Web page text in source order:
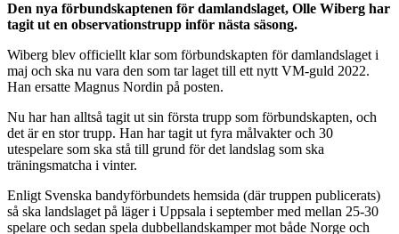
Den nya förbundskaptenen för damlandslaget, Olle Wiberg har
tagit ut en observationstrupp inför nästa säsong.
Wiberg blev officiellt klar som förbundskapten för damlandslaget i
maj och ska nu vara den som tar laget till ett nytt VM-guld 2022.
Han ersatte Magnus Nordin på posten.
Nu har han alltså tagit ut sin första trupp som förbundskapten, och
det är en stor trupp. Han har tagit ut fyra målvakter och 30
utespelare som ska stå till grund för det landslag som ska
träningsmatcha i vinter.
Enligt Svenska bandyförbundets hemsida (där truppen publicerats)
så ska landslaget på läger i Uppsala i september med mellan 25-30
spelare och sedan spela dubbellandskamper mot både Norge och